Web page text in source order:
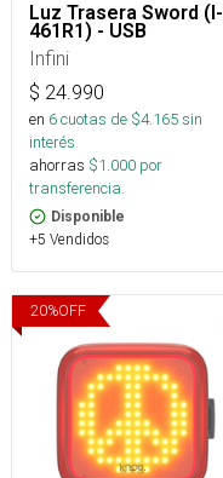
Luz Trasera Sword (I-
461R1) - USB
Infini
$ 24.990
en 6cuotas de $4.165sin
interés
ahorras $1.000 por
transferencia.
Disponible
+5 Vendidos
20%OFF